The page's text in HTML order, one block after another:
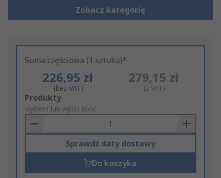
Zobacz kategorię
Suma częściowa (1 sztuka)*
226,95 zł
(bez VAT)
279,15 zł
(z VAT)
Add
to
Basket
Produkty
wybierz lub wpisz ilość
Sprawdź daty dostawy
Do koszyka